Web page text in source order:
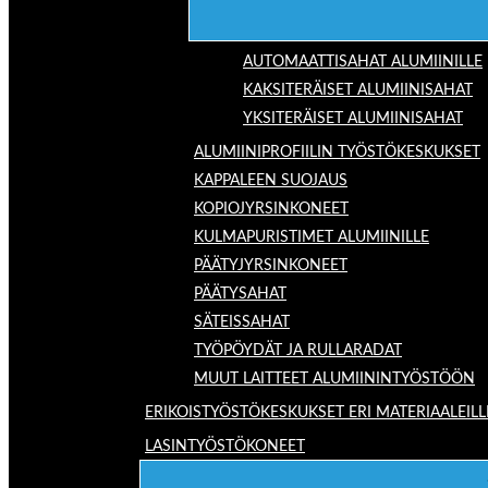
AUTOMAATTISAHAT ALUMIINILLE
KAKSITERÄISET ALUMIINISAHAT
YKSITERÄISET ALUMIINISAHAT
ALUMIINIPROFIILIN TYÖSTÖKESKUKSET
KAPPALEEN SUOJAUS
KOPIOJYRSINKONEET
KULMAPURISTIMET ALUMIINILLE
PÄÄTYJYRSINKONEET
PÄÄTYSAHAT
SÄTEISSAHAT
TYÖPÖYDÄT JA RULLARADAT
MUUT LAITTEET ALUMIININTYÖSTÖÖN
ERIKOISTYÖSTÖKESKUKSET ERI
LASINTYÖSTÖKONEET